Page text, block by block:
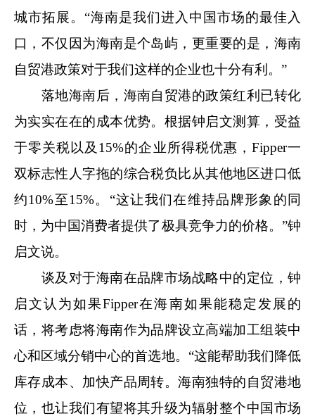
城市拓展。“海南是我们进入中国市场的最佳入
口，不仅因为海南是个岛屿，更重要的是，海南
自贸港政策对于我们这样的企业也十分有利。”
落地海南后，海南自贸港的政策红利已转化
为实实在在的成本优势。根据钟启文测算，受益
于零关税以及15%的企业所得税优惠，Fipper一
双标志性人字拖的综合税负比从其他地区进口低
约10%至15%。“这让我们在维持品牌形象的同
时，为中国消费者提供了极具竞争力的价格。”钟
启文说。
谈及对于海南在品牌市场战略中的定位，钟
启文认为如果Fipper在海南如果能稳定发展的
话，将考虑将海南作为品牌设立高端加工组装中
心和区域分销中心的首选地。“这能帮助我们降低
库存成本、加快产品周转。海南独特的自贸港地
位，也让我们有望将其升级为辐射整个中国市场